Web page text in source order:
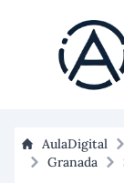
AulaDigital
Granada